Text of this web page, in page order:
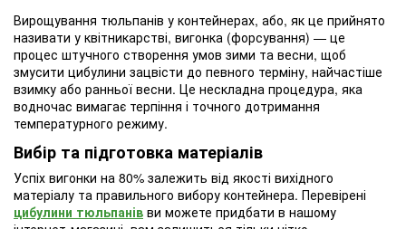
Вирощування тюльпанів у контейнерах, або, як це прийнято
називати у квітникарстві, вигонка (форсування) — це
процес штучного створення умов зими та весни, щоб
змусити цибулини зацвісти до певного терміну, найчастіше
взимку або ранньої весни. Це нескладна процедура, яка
водночас вимагає терпіння і точного дотримання
температурного режиму.
Вибір та підготовка матеріалів
Успіх вигонки на 80% залежить від якості вихідного
матеріалу та правильного вибору контейнера. Перевірені
цибулини тюльпанів ви можете придбати в нашому